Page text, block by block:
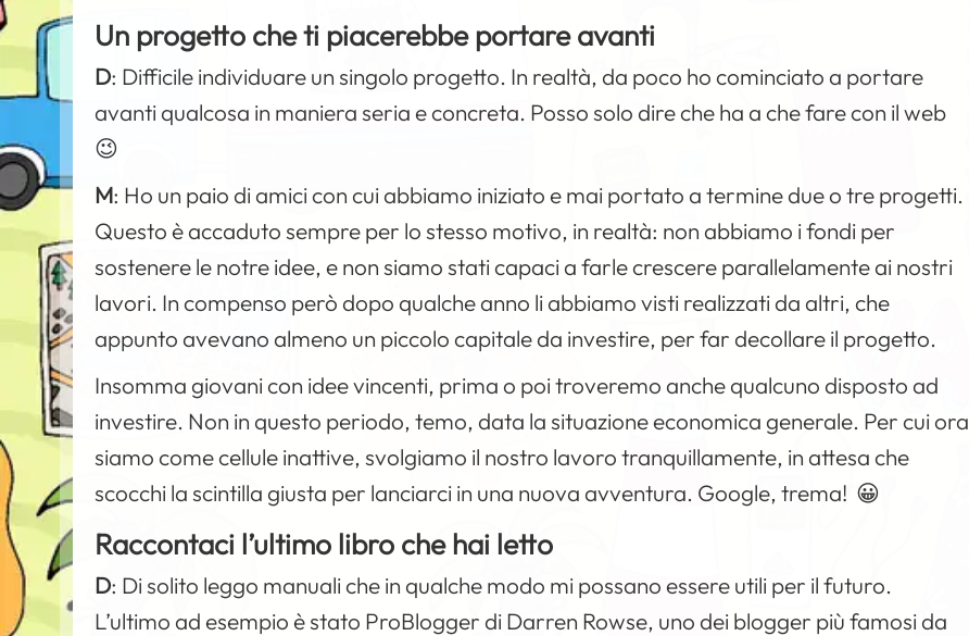
Un progetto che ti piacerebbe portare avanti
D: Difficile individuare un singolo progetto. In realtà, da poco ho cominciato a portare
avanti qualcosa in maniera seria e concreta. Posso solo dire che ha a che fare con il web
😉
M: Ho un paio di amici con cui abbiamo iniziato e mai portato a termine due o tre progetti.
Questo è accaduto sempre per lo stesso motivo, in realtà: non abbiamo i fondi per
sostenere le notre idee, e non siamo stati capaci a farle crescere parallelamente ai nostri
lavori. In compenso però dopo qualche anno li abbiamo visti realizzati da altri, che
appunto avevano almeno un piccolo capitale da investire, per far decollare il progetto.
Insomma giovani con idee vincenti, prima o poi troveremo anche qualcuno disposto ad
investire. Non in questo periodo, temo, data la situazione economica generale. Per cui ora
siamo come cellule inattive, svolgiamo il nostro lavoro tranquillamente, in attesa che
scocchi la scintilla giusta per lanciarci in una nuova avventura. Google, trema! 😀
Raccontaci l’ultimo libro che hai letto
D: Di solito leggo manuali che in qualche modo mi possano essere utili per il futuro.
L’ultimo ad esempio è stato ProBlogger di Darren Rowse, uno dei blogger più famosi da